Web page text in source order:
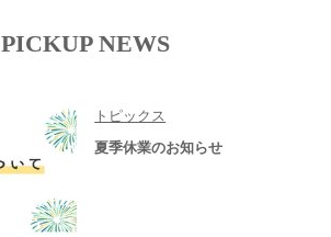
PICKUP NEWS
トピックス
夏季休業のお知らせ